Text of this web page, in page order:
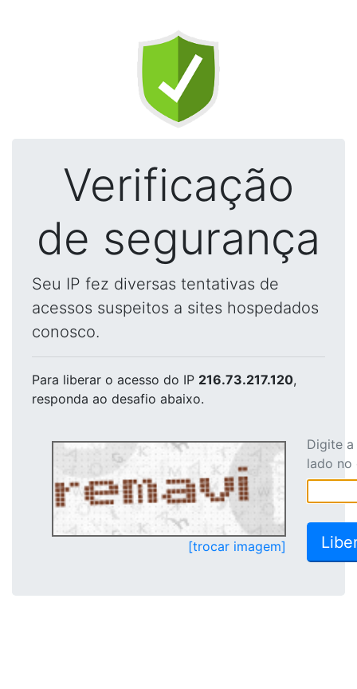
Verificação
de segurança
Seu IP fez diversas tentativas de
acessos suspeitos a sites hospedados
conosco.
Para liberar o acesso do IP 216.73.217.120,
responda ao desafio abaixo.
[trocar imagem]
Digite
lado no